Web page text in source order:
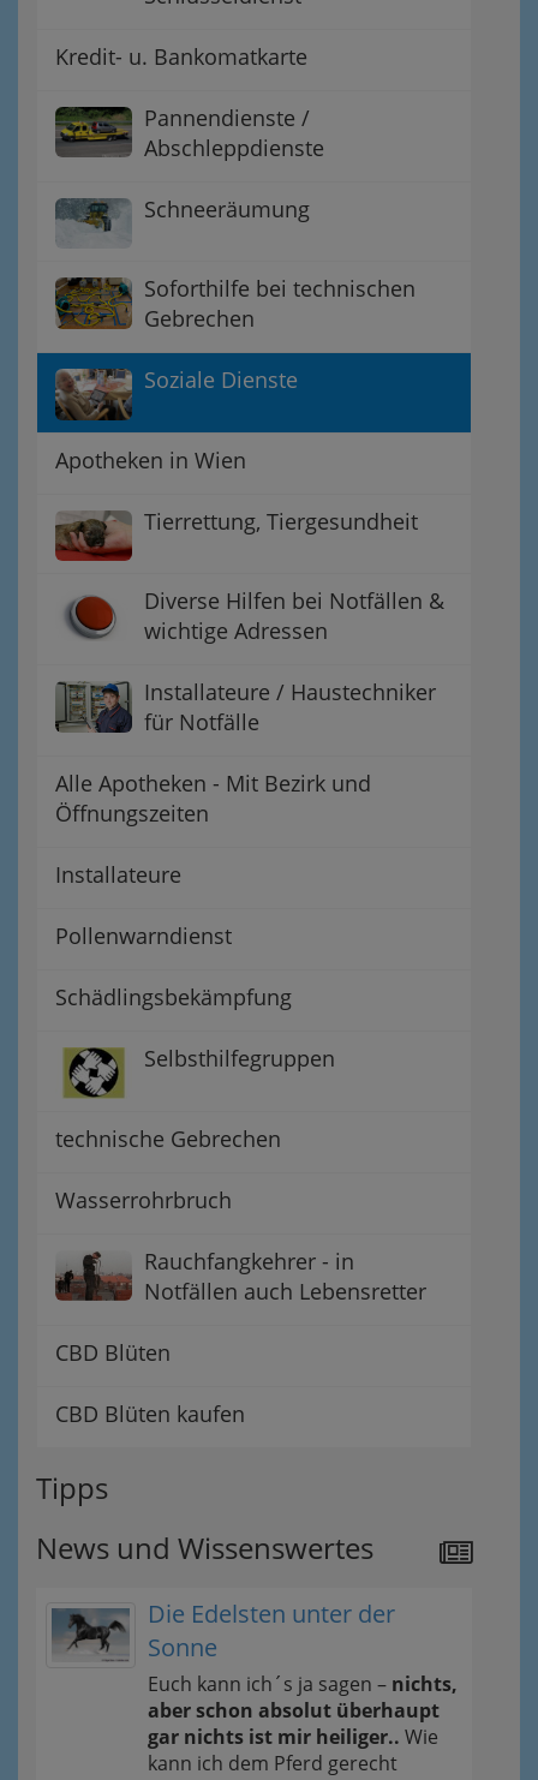
Kredit- u. Bankomatkarte
Pannendienste /
Abschleppdienste
Schneeräumung
Soforthilfe bei technischen
Gebrechen
Soziale Dienste
Apotheken in Wien
Tierrettung, Tiergesundheit
Diverse Hilfen bei Notfällen &
wichtige Adressen
Installateure / Haustechniker
für Notfälle
Alle Apotheken - Mit Bezirk und
Öffnungszeiten
Installateure
Pollenwarndienst
Schädlingsbekämpfung
Selbsthilfegruppen
technische Gebrechen
Wasserrohrbruch
Rauchfangkehrer - in
Notfällen auch Lebensretter
CBD Blüten
CBD Blüten kaufen
Tipps
News und Wissenswertes
Die Edelsten unter der
Sonne
Euch kann ich´s ja sagen – nichts,
aber schon absolut überhaupt
gar nichts ist mir heiliger.. Wie
kann ich dem Pferd gerecht